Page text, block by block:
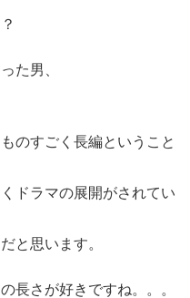
た男、
のすごく長編ということ
ドラマの展開がされてい
と思います。
長さが好きですね。。。